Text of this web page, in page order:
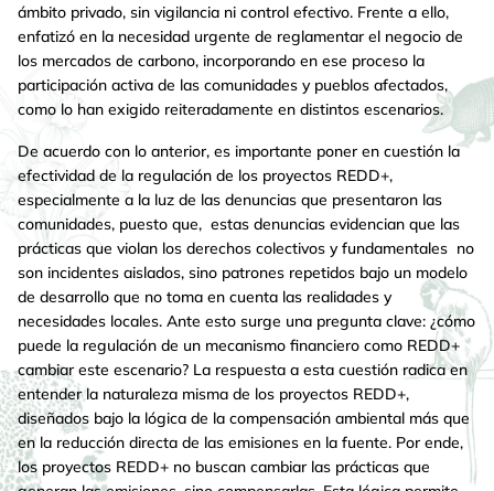
ámbito privado, sin vigilancia ni control efectivo. Frente a ello,
enfatizó en la necesidad urgente de reglamentar el negocio de
los mercados de carbono, incorporando en ese proceso la
participación activa de las comunidades y pueblos afectados,
como lo han exigido reiteradamente en distintos escenarios.
De acuerdo con lo anterior, es importante poner en cuestión la
efectividad de la regulación de los proyectos REDD+,
especialmente a la luz de las denuncias que presentaron las
comunidades, puesto que, estas denuncias evidencian que las
prácticas que violan los derechos colectivos y fundamentales no
son incidentes aislados, sino patrones repetidos bajo un modelo
de desarrollo que no toma en cuenta las realidades y
necesidades locales. Ante esto surge una pregunta clave: ¿cómo
puede la regulación de un mecanismo financiero como REDD+
cambiar este escenario? La respuesta a esta cuestión radica en
entender la naturaleza misma de los proyectos REDD+,
diseñados bajo la lógica de la compensación ambiental más que
en la reducción directa de las emisiones en la fuente. Por ende,
los proyectos REDD+ no buscan cambiar las prácticas que